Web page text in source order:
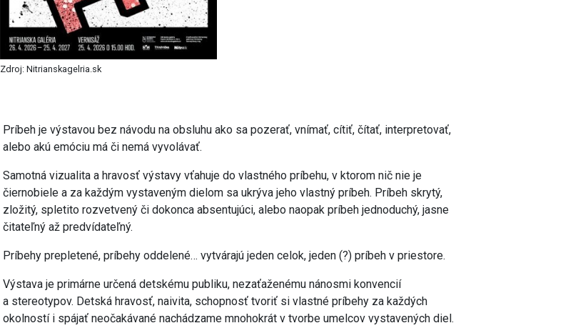
Zdroj: Nitrianskagelria.sk
Príbeh je výstavou bez návodu na obsluhu ako sa pozerať, vnímať, cítiť, čítať, interpretovať,
alebo akú emóciu má či nemá vyvolávať.
Samotná vizualita a hravosť výstavy vťahuje do vlastného príbehu, v ktorom nič nie je
čiernobiele a za každým vystaveným dielom sa ukrýva jeho vlastný príbeh. Príbeh skrytý,
zložitý, spletito rozvetvený či dokonca absentujúci, alebo naopak príbeh jednoduchý, jasne
čitateľný až predvídateľný.
Príbehy prepletené, príbehy oddelené… vytvárajú jeden celok, jeden (?) príbeh v priestore.
Výstava je primárne určená detskému publiku, nezaťaženému nánosmi konvencií
a stereotypov. Detská hravosť, naivita, schopnosť tvoriť si vlastné príbehy za každých
okolností i spájať neočakávané nachádzame mnohokrát v tvorbe umelcov vystavených diel.